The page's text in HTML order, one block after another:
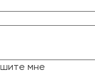
мне